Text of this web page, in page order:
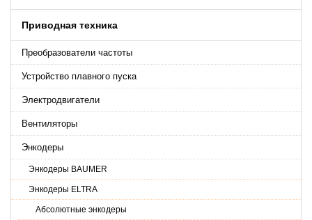
Приводная техника
Преобразователи частоты
Устройство плавного пуска
Электродвигатели
Вентиляторы
Энкодеры
Энкодеры BAUMER
Энкодеры ELTRA
Абсолютные энкодеры